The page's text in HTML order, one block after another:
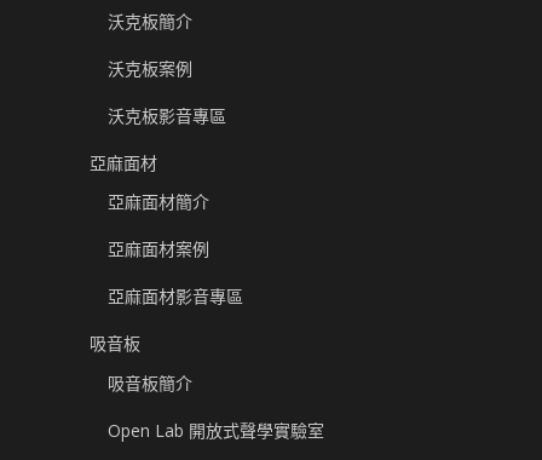
沃克板簡介
沃克板案例
沃克板影音專區
亞麻面材
亞麻面材簡介
亞麻面材案例
亞麻面材影音專區
吸音板
吸音板簡介
Open Lab 開放式聲學實驗室